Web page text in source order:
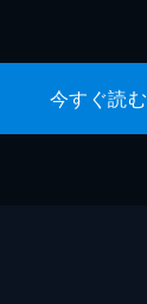
今すぐ読む